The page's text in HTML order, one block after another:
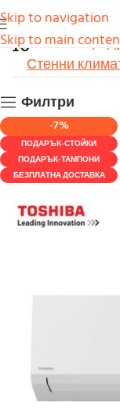
Skip to navigation
Skip to main
10Начало
Стенни
Филтри
-7%
ПОДАРЪК-СТОЙКИ
ПОДАРЪК-ТАМПОНИ
БЕЗПЛАТНА ДОСТАВКА